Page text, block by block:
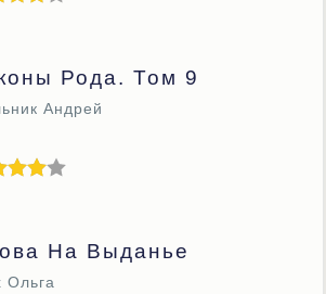
Рода. Том 9
Андрей
На Выданье
Ольга